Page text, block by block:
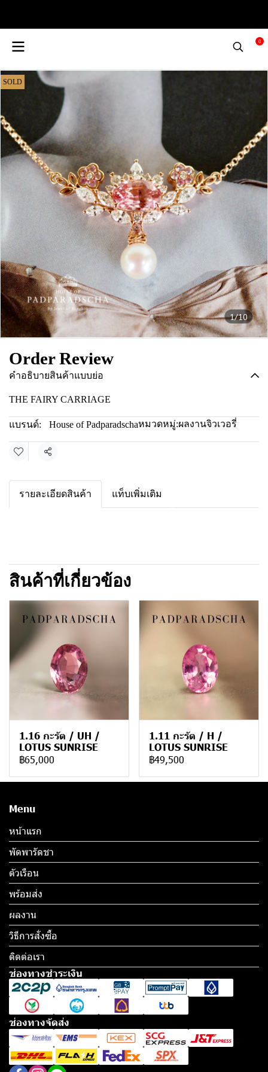
0
1/10
SOLD
Order Review
คำอธิบายสินค้าแบบย่อ
THE FAIRY CARRIAGE
แบรนด์: House of Padparadschaหมวดหมู่:ผลงานจิวเวอรี่
แชร์
รายละเอียดสินค้า แท็บเพิ่มเติม
สินค้าที่เกี่ยวข้อง
1.16 กะรัต / UH /
LOTUS SUNRISE
฿65,000
1.11 กะรัต / H /
LOTUS SUNRISE
฿49,500
Menu
หน้าแรก
พัดพารัดชา
ตัวเรือน
พร้อมส่ง
ผลงาน
วิธีการสั่งซื้อ
ติดต่อเรา
ช่องทางชำระเงิน
ช่องทางจัดส่ง